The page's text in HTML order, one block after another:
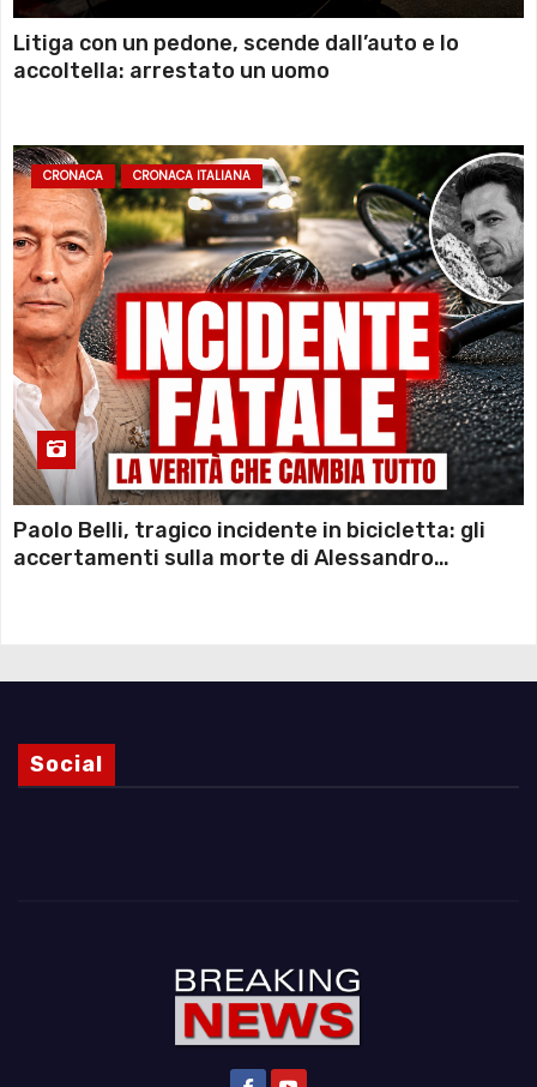
Litiga con un pedone, scende dall’auto e lo
accoltella: arrestato un uomo
CRONACA CRONACA ITALIANA
Paolo Belli, tragico incidente in bicicletta: gli
accertamenti sulla morte di Alessandro
Social